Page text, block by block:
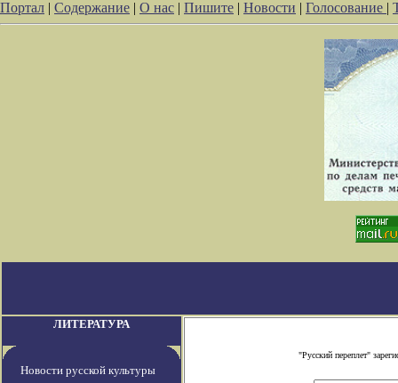
Портал | Содержание | О нас | Пишите | Новости | Голосование |
ЛИТЕРАТУРА
Новости русской культуры
"Русский переплет"